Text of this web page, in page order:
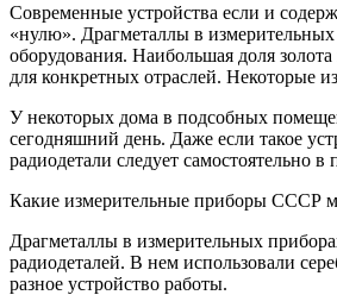
Современные устройства если и
«нулю». Драгметаллы в
оборудования. Наибольшая доля
для конкретных отраслей. Некоторые
У некоторых дома в подсобных
сегодняшний день. Даже если такое
радиодетали следует
Какие измерительные приборы СССР
Драгметаллы в измерительных
радиодеталей. В нем использовали
разное устройство работы.